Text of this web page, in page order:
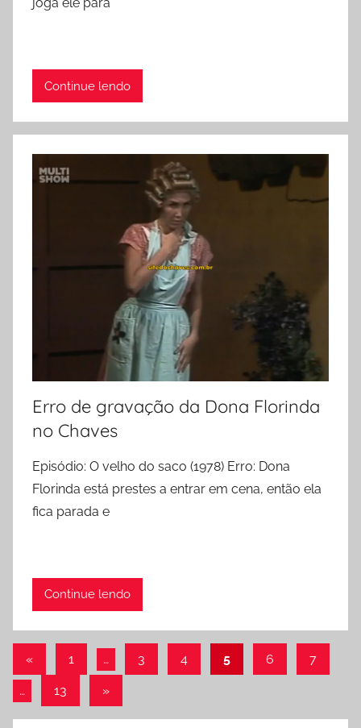
Continue lendo
Erro de gravação da Dona Florinda
no Chaves
Episódio: O velho do saco (1978) Erro: Dona
Florinda está prestes a entrar em cena, então ela
fica parada e
Continue lendo
Paginação
de
posts
«Post
1 … 3 4 5 6 7
… 13
Post
»